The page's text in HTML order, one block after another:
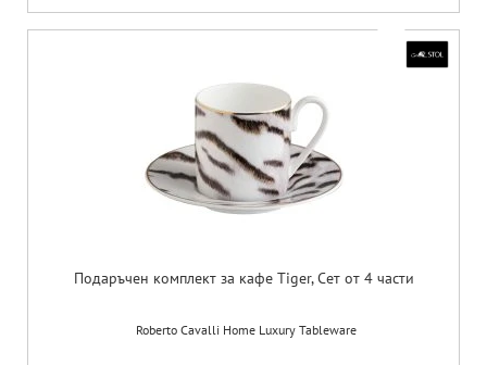
Подаръчен комплект за кафе Tiger, Сет от 4 части
Roberto Cavalli Home Luxury Tableware